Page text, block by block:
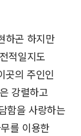
하곤 하지만
적일지도
의 주인인
강렬하고
함을 사랑하는
를 이용한